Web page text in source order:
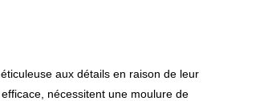
aux détails en raison de leur
nécessitent une moulure de